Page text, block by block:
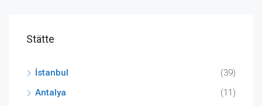
Stätte
İstanbul
(39)
Antalya
(11)